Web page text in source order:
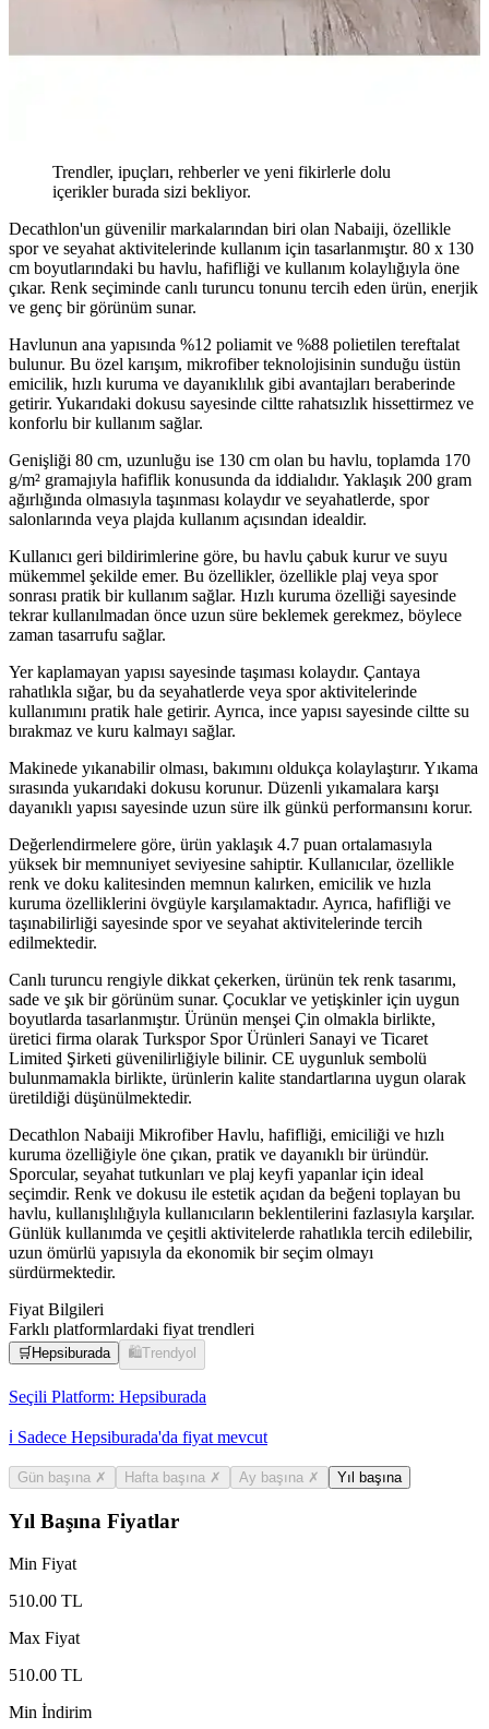
Trendler, ipuçları, rehberler ve yeni fikirlerle dolu
içerikler burada sizi bekliyor.
Decathlon'un güvenilir markalarından biri olan Nabaiji, özellikle
spor ve seyahat aktivitelerinde kullanım için tasarlanmıştır. 80 x 130
cm boyutlarındaki bu havlu, hafifliği ve kullanım kolaylığıyla öne
çıkar. Renk seçiminde canlı turuncu tonunu tercih eden ürün, enerjik
ve genç bir görünüm sunar.
Havlunun ana yapısında %12 poliamit ve %88 polietilen tereftalat
bulunur. Bu özel karışım, mikrofiber teknolojisinin sunduğu üstün
emicilik, hızlı kuruma ve dayanıklılık gibi avantajları beraberinde
getirir. Yukarıdaki dokusu sayesinde ciltte rahatsızlık hissettirmez ve
konforlu bir kullanım sağlar.
Genişliği 80 cm, uzunluğu ise 130 cm olan bu havlu, toplamda 170
g/m² gramajıyla hafiflik konusunda da iddialıdır. Yaklaşık 200 gram
ağırlığında olmasıyla taşınması kolaydır ve seyahatlerde, spor
salonlarında veya plajda kullanım açısından idealdir.
Kullanıcı geri bildirimlerine göre, bu havlu çabuk kurur ve suyu
mükemmel şekilde emer. Bu özellikler, özellikle plaj veya spor
sonrası pratik bir kullanım sağlar. Hızlı kuruma özelliği sayesinde
tekrar kullanılmadan önce uzun süre beklemek gerekmez, böylece
zaman tasarrufu sağlar.
Yer kaplamayan yapısı sayesinde taşıması kolaydır. Çantaya
rahatlıkla sığar, bu da seyahatlerde veya spor aktivitelerinde
kullanımını pratik hale getirir. Ayrıca, ince yapısı sayesinde ciltte su
bırakmaz ve kuru kalmayı sağlar.
Makinede yıkanabilir olması, bakımını oldukça kolaylaştırır. Yıkama
sırasında yukarıdaki dokusu korunur. Düzenli yıkamalara karşı
dayanıklı yapısı sayesinde uzun süre ilk günkü performansını korur.
Değerlendirmelere göre, ürün yaklaşık 4.7 puan ortalamasıyla
yüksek bir memnuniyet seviyesine sahiptir. Kullanıcılar, özellikle
renk ve doku kalitesinden memnun kalırken, emicilik ve hızla
kuruma özelliklerini övgüyle karşılamaktadır. Ayrıca, hafifliği ve
taşınabilirliği sayesinde spor ve seyahat aktivitelerinde tercih
edilmektedir.
Canlı turuncu rengiyle dikkat çekerken, ürünün tek renk tasarımı,
sade ve şık bir görünüm sunar. Çocuklar ve yetişkinler için uygun
boyutlarda tasarlanmıştır. Ürünün menşei Çin olmakla birlikte,
üretici firma olarak Turkspor Spor Ürünleri Sanayi ve Ticaret
Limited Şirketi güvenilirliğiyle bilinir. CE uygunluk sembolü
bulunmamakla birlikte, ürünlerin kalite standartlarına uygun olarak
üretildiği düşünülmektedir.
Decathlon Nabaiji Mikrofiber Havlu, hafifliği, emiciliği ve hızlı
kuruma özelliğiyle öne çıkan, pratik ve dayanıklı bir üründür.
Sporcular, seyahat tutkunları ve plaj keyfi yapanlar için ideal
seçimdir. Renk ve dokusu ile estetik açıdan da beğeni toplayan bu
havlu, kullanışlılığıyla kullanıcıların beklentilerini fazlasıyla karşılar.
Günlük kullanımda ve çeşitli aktivitelerde rahatlıkla tercih edilebilir,
uzun ömürlü yapısıyla da ekonomik bir seçim olmayı
sürdürmektedir.
Fiyat Bilgileri
Farklı platformlardaki fiyat trendleri
🛒 Hepsiburada 🛍️Trendyol
Seçili Platform: Hepsiburada
ℹ️ Sadece Hepsiburada'da fiyat mevcut
Gün başına ✗ Hafta başına ✗ Ay başına ✗ Yıl başına
Yıl Başına Fiyatlar
Min Fiyat
510.00 TL
Max Fiyat
510.00 TL
Min İndirim